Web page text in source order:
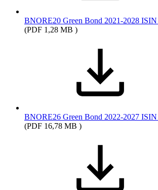
BNORE20 Green Bond 2021-2028
(PDF 1,28 MB )
BNORE26 Green Bond 2022-2027
(PDF 16,78 MB )